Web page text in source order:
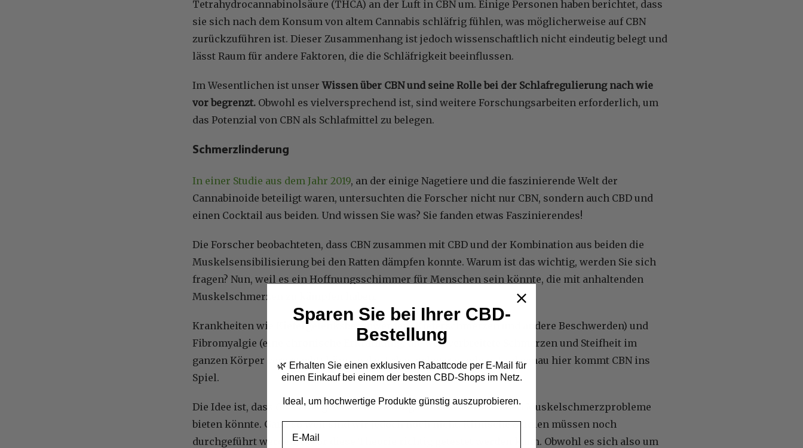
Tetrahydrocannabinolsäure (THCA) an der Luft in CBN um. Einige Personen haben berichtet, dass
sie sich nach dem Konsum von altem Cannabis schläfrig fühlen, was möglicherweise auf CBN
zurückzuführen ist. Dieser Zusammenhang ist jedoch wissenschaftlich nicht eindeutig belegt und
lässt Raum für andere Faktoren, die die Schläfrigkeit beeinflussen.
Im Wesentlichen ist unser Wissen über CBN und seine Rolle bei der Schlafregulierung nach wie
vor begrenzt. Obwohl es vielversprechend ist, sind weitere Forschungsarbeiten erforderlich, um
das Potenzial von CBN als Schlafmittel zu belegen.
Schmerzlinderung
In einer Studie aus dem Jahr 2019, an der einige Nagetiere und die faszinierende Welt der
Cannabinoide beteiligt waren, untersuchten die Forscher nicht nur CBN, sondern auch CBD und
einen Cocktail aus beiden. Und wissen Sie was? Sie fanden etwas Faszinierendes!
Die Forscher beobachteten, dass CBN zusammen mit CBD und der Kombination aus beiden die
Muskelsensibilisierung bei den Ratten dämpfen konnte. Warum ist das wichtig, werden Sie sich
fragen? Nun, weil es ein Hoffnungsschimmer für Menschen sein könnte, die mit anhaltenden
Muskelschmerzen zu kämpfen haben.
Krankheiten wie Kiefergelenksbeschwerden (Kieferschmerzen und andere Beschwerden) und
Fibromyalgie (eine chronische Erkrankung, die weit verbreitete Schmerzen und Steifheit im
ganzen Körper verursacht) können das Leben schwer machen. Und genau hier kommt CBN ins
Spiel.
Die Idee ist, dass CBN eine gewisse Linderung für diese chronischen Muskelschmerzprobleme
bieten könnte. Ganz so weit sind wir jedoch noch nicht. Klinische Studien müssen noch
durchgeführt werden, bevor diese Theorie richtig getestet werden kann. Obwohl es sich also um
Sparen Sie bei Ihrer CBD-
Bestellung
🌿 Erhalten Sie einen exklusiven Rabattcode per E-Mail für
einen Einkauf bei einem der besten CBD-Shops im Netz.
Ideal, um hochwertige Produkte günstig auszuprobieren.